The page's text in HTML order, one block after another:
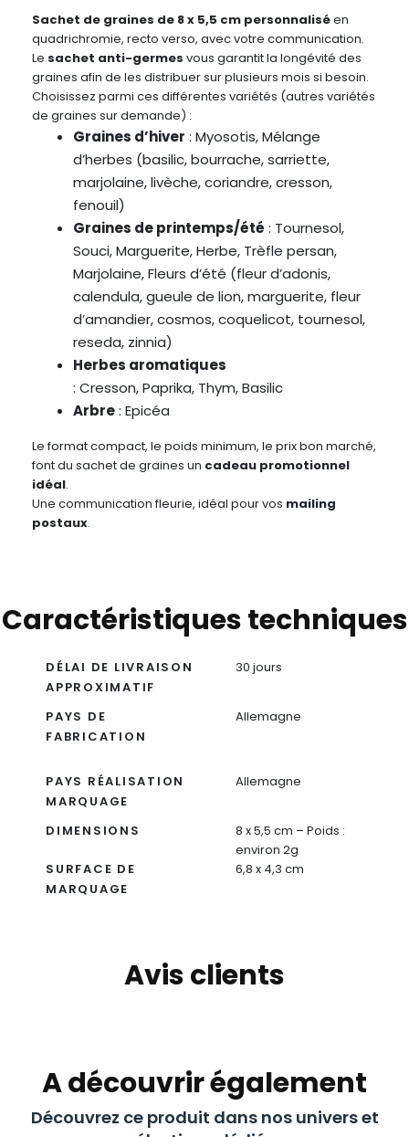
Sachet de graines de 8 x 5,5 cm personnaliséen
quadrichromie, recto verso, avec votre communication.
Le sachet anti-germes vous garantit la longévité des
graines afin de les distribuer sur plusieurs mois si besoin.
Choisissez parmi ces différentes variétés (autres variétés
de graines sur demande) :
Graines d’hiver : Myosotis, Mélange
d’herbes (basilic, bourrache, sarriette,
marjolaine, livèche, coriandre, cresson,
fenouil)
Graines de printemps/été : Tournesol,
Souci, Marguerite, Herbe, Trèfle persan,
Marjolaine, Fleurs d’été (fleur d’adonis,
calendula, gueule de lion, marguerite, fleur
d’amandier, cosmos, coquelicot, tournesol,
reseda, zinnia)
Herbes aromatiques
: Cresson, Paprika, Thym, Basilic
Arbre: Epicéa
Le format compact, le poids minimum, le prix bon marché,
font du sachet de graines un cadeau promotionnel
idéal.
Une communication fleurie, idéal pour vos mailing
postaux.
Caractéristiques techniques
DÉLAI DE LIVRAISON
APPROXIMATIF
30 jours
PAYS DE
FABRICATION
Allemagne
PAYS RÉALISATION
MARQUAGE
Allemagne
DIMENSIONS
8 x 5,5 cm – Poids :
environ 2g
SURFACE DE
MARQUAGE
6,8 x 4,3 cm
Avis clients
A découvrir également
Découvrez ce produit dans nos univers et